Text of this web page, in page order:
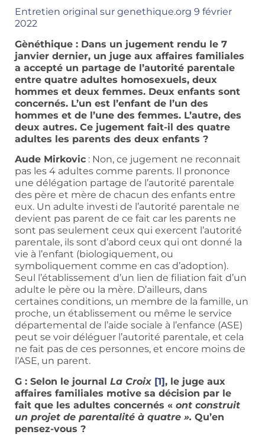
Entretien original sur genethique.org 9 février
2022
Gènéthique : Dans un jugement rendu le 7
janvier dernier, un juge aux affaires familiales
a accepté un partage de l’autorité parentale
entre quatre adultes homosexuels, deux
hommes et deux femmes. Deux enfants sont
concernés. L’un est l’enfant de l’un des
hommes et de l’une des femmes. L’autre, des
deux autres. Ce jugement fait-il des quatre
adultes les parents des deux enfants ?
Aude Mirkovic : Non, ce jugement ne reconnait
pas les 4 adultes comme parents. Il prononce
une délégation partage de l’autorité parentale
des père et mère de chacun des enfants entre
eux. Un adulte investi de l’autorité parentale ne
devient pas parent de ce fait car les parents ne
sont pas seulement ceux qui exercent l’autorité
parentale, ils sont d’abord ceux qui ont donné la
vie à l’enfant (biologiquement, ou
symboliquement comme en cas d’adoption).
Seul l’établissement d’un lien de filiation fait d’un
adulte le père ou la mère. D’ailleurs, dans
certaines conditions, un membre de la famille, un
proche, un établissement ou même le service
départemental de l’aide sociale à l’enfance (ASE)
peut se voir déléguer l’autorité parentale, et cela
ne fait pas de ces personnes, et encore moins de
l’ASE, un parent.
G : Selon le journal La Croix [1], le juge aux
affaires familiales motive sa décision par le
fait que les adultes concernés « ont construit
un projet de parentalité à quatre ». Qu’en
pensez-vous ?